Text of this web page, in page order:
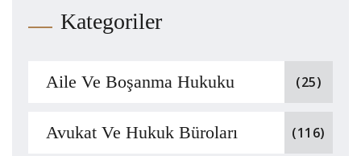
Kategoriler
Aile Ve Boşanma Hukuku (25)
Avukat Ve Hukuk Büroları (116)